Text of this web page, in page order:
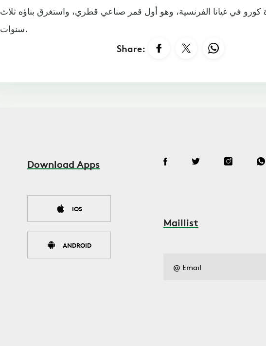
قاعدة كورو في غيانا الفرنسية، وهو أول قمر صناعي قطري، واستغرق بناؤه ثلاث
سنوات.
Share:
Download Apps
IOS
ANDROID
Maillist